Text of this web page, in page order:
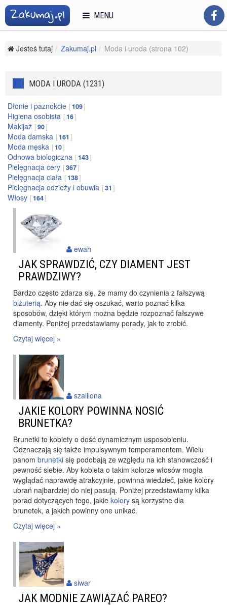
Jesteś tutaj Zakumaj.pl Moda i uroda (strona 102)
MODA I URODA (1231)
Dłonie i paznokcie 109
Higiena osobista 16
Makijaż 90
Moda damska 161
Moda męska 10
Odnowa biologiczna 143
Pielęgnacja cery 367
Pielęgnacja ciała 138
Pielęgnacja odzieży i obuwia 31
Włosy 164
JAK SPRAWDZIĆ, CZY DIAMENT JEST
PRAWDZIWY?
Bardzo często zdarza się, że mamy do czynienia z fałszywą
biżuterią. Aby nie dać się oszukać, warto poznać kilka
sposobów, dzięki którym można będzie rozpoznać fałszywe
diamenty. Poniżej przedstawiamy porady, jak to zrobić.
Czytaj więcej »
ewah
JAKIE KOLORY POWINNA NOSIĆ
BRUNETKA?
Brunetki to kobiety o dość dynamicznym usposobieniu.
Odznaczają się także impulsywnym temperamentem. Wielu
panom brunetki się podobają ze względu na ich stanowczość i
pewność siebie. Aby kobieta o takim kolorze włosów mogła
wyglądać naprawdę atrakcyjnie, powinna wiedzieć, jakie kolory
ubrań najbardziej do niej pasują. Poniżej przedstawiamy kilka
porad dotyczących tego, jakie kolory są korzystne dla
brunetek, a jakich powinny one unikać.
Czytaj więcej »
szalllona
JAK MODNIE ZAWIĄZAĆ PAREO?
siwar
MENU